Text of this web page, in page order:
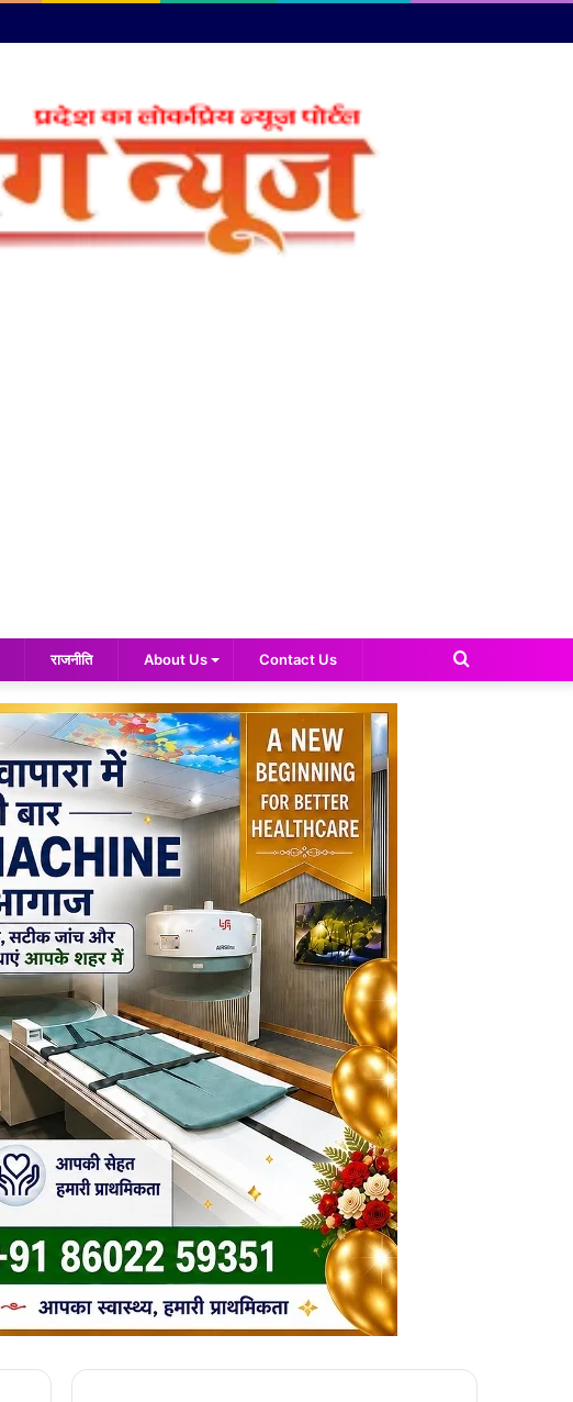
राजनीति About Us Contact Us
Search